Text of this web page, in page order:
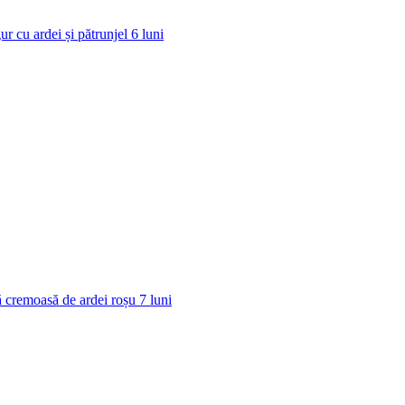
cu ardei și pătrunjel 6 luni
cremoasă de ardei roșu 7 luni